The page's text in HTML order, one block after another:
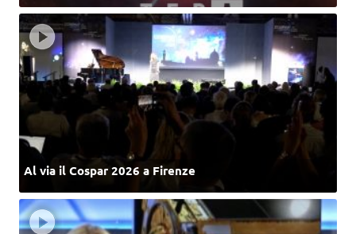
Al via il Cospar 2026 a Firenze